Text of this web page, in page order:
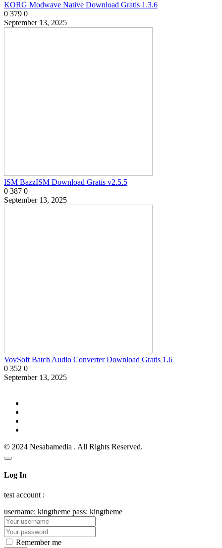
KORG Modwave Native Download Gratis 1.3.6
0 379 0
September 13, 2025
ISM BazzISM Download Gratis v2.5.5
0 387 0
September 13, 2025
VovSoft Batch Audio Converter Download Gratis 1.6
0 352 0
September 13, 2025
© 2024 Nesabamedia . All Rights Reserved.
Log In
test account :
username: kingtheme pass: kingtheme
Remember me